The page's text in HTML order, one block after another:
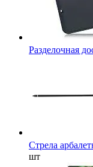
Разделочная
Стрела
шт